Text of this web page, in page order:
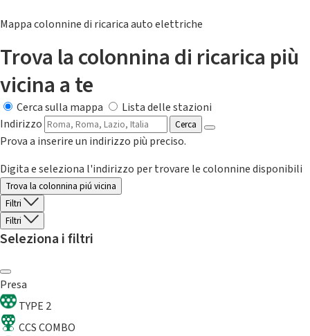
Mappa colonnine di ricarica auto elettriche
Trova la colonnina di ricarica più
vicina a te
Cerca sulla mappa
Lista delle stazioni
Indirizzo
Cerca
Prova a inserire un indirizzo più preciso.
Digita e seleziona l'indirizzo per trovare le colonnine disponibili
Trova la colonnina piú vicina
Filtri
Filtri
Seleziona i filtri
Presa
TYPE 2
CCS COMBO